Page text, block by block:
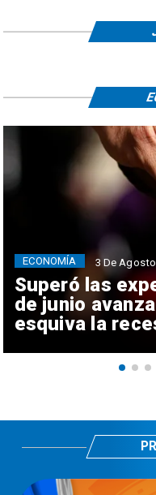
Superó las
de junio
esquiva la
ECONOMÍA 3 De